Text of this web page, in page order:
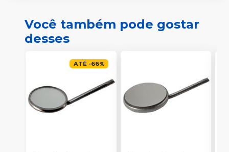
Você também pode gostar
desses
ATÉ -66%